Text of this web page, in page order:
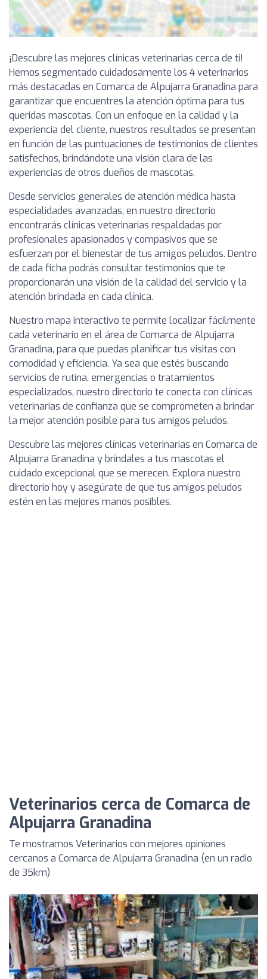
¡Descubre las mejores clínicas veterinarias cerca de ti!
Hemos segmentado cuidadosamente los 4 veterinarios
más destacadas en Comarca de Alpujarra Granadina para
garantizar que encuentres la atención óptima para tus
queridas mascotas. Con un enfoque en la calidad y la
experiencia del cliente, nuestros resultados se presentan
en función de las puntuaciones de testimonios de clientes
satisfechos, brindándote una visión clara de las
experiencias de otros dueños de mascotas.
Desde servicios generales de atención médica hasta
especialidades avanzadas, en nuestro directorio
encontrarás clínicas veterinarias respaldadas por
profesionales apasionados y compasivos que se
esfuerzan por el bienestar de tus amigos peludos. Dentro
de cada ficha podrás consultar testimonios que te
proporcionarán una visión de la calidad del servicio y la
atención brindada en cada clínica.
Nuestro mapa interactivo te permite localizar fácilmente
cada veterinario en el área de Comarca de Alpujarra
Granadina, para que puedas planificar tus visitas con
comodidad y eficiencia. Ya sea que estés buscando
servicios de rutina, emergencias o tratamientos
especializados, nuestro directorio te conecta con clínicas
veterinarias de confianza que se comprometen a brindar
la mejor atención posible para tus amigos peludos.
Descubre las mejores clínicas veterinarias en Comarca de
Alpujarra Granadina y bríndales a tus mascotas el
cuidado excepcional que se merecen. Explora nuestro
directorio hoy y asegúrate de que tus amigos peludos
estén en las mejores manos posibles.
Veterinarios cerca de Comarca de
Alpujarra Granadina
Te mostramos Veterinarios con mejores opiniones
cercanos a Comarca de Alpujarra Granadina (en un radio
de 35km)